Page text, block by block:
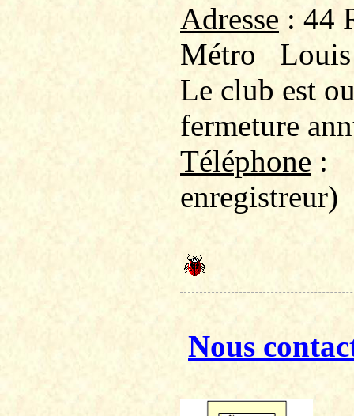
Adresse : 44
Métro
Le club est
fermeture
Téléphone :
enregistreur)
Nous